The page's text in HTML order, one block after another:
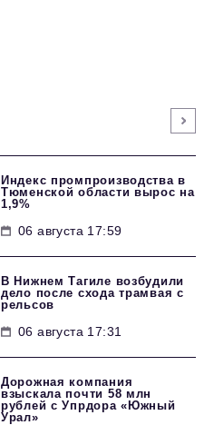
Индекс промпроизводства в
Тюменской области вырос на
1,9%
06 августа 17:59
В Нижнем Тагиле возбудили
дело после схода трамвая с
рельсов
06 августа 17:31
Дорожная компания
взыскала почти 58 млн
рублей с Упрдора «Южный
Урал»